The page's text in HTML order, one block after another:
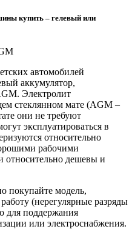
купить – гелевый или
автомобилей
аккумулятор,
Электролит
стеклянном мате (AGM –
они не требуют
эксплуатироваться в
относительно
рабочими
относительно дешевы и
покупайте модель,
(нерегулярные разряды
для поддержания
или электроснабжения.